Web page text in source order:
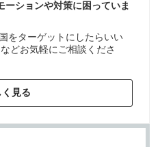
ーションや対策に困っていま
をターゲットにしたらいい
どお気軽にご相談くださ
見る